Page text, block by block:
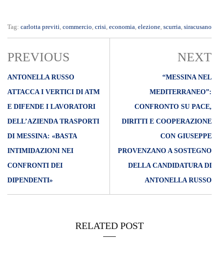
Tag: carlotta previti, commercio, crisi, economia, elezione, scurria, siracusano
PREVIOUS
ANTONELLA RUSSO
ATTACCA I VERTICI DI ATM
E DIFENDE I LAVORATORI
DELL’AZIENDA TRASPORTI
DI MESSINA: «BASTA
INTIMIDAZIONI NEI
CONFRONTI DEI
DIPENDENTI»
NEXT
“MESSINA NEL
MEDITERRANEO”:
CONFRONTO SU PACE,
DIRITTI E COOPERAZIONE
CON GIUSEPPE
PROVENZANO A SOSTEGNO
DELLA CANDIDATURA DI
ANTONELLA RUSSO
RELATED POST